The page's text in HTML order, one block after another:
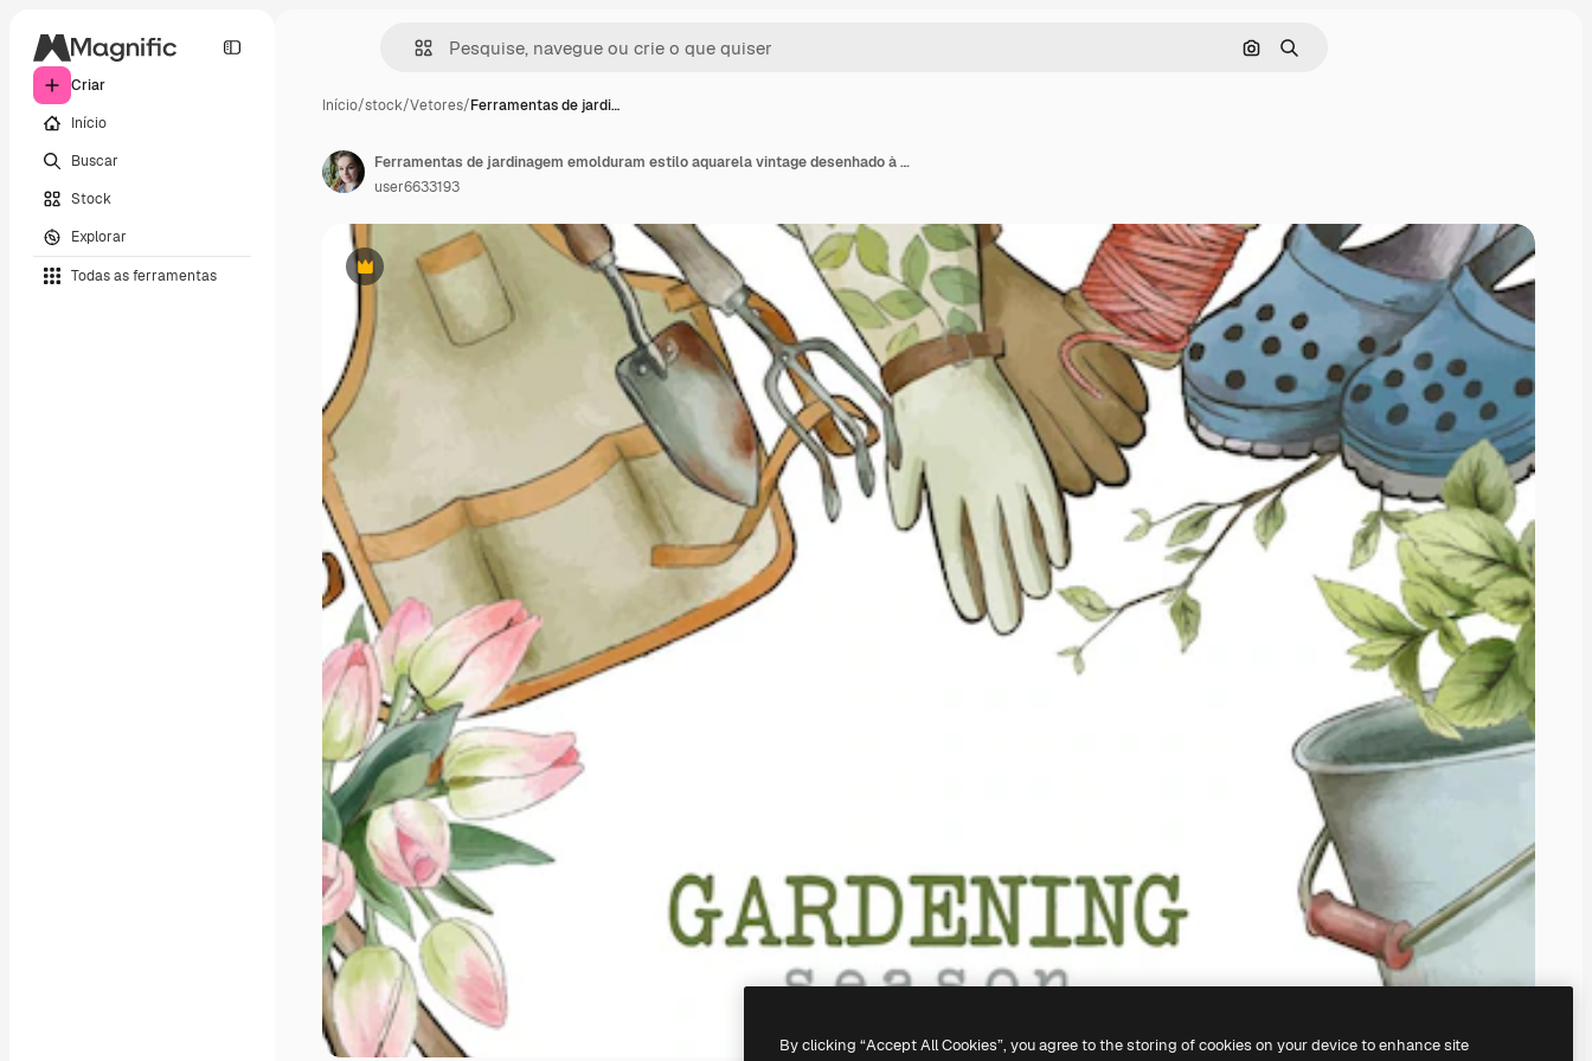
Criar
Início
Buscar
Stock
Explorar
Todas as ferramentas
Pesquisar por imagem
Buscar
Início/stock/Vetores/Ferramentas de jardi…
Premium
Ferramentas de jardinagem emolduram estilo aquarela vintage desenhado à mão
user6633193
By clicking “Accept All Cookies”, you agree to the storing of cookies on your device to enhance site